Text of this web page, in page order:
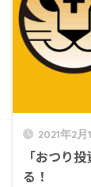
2021年2月
「おつり
る！